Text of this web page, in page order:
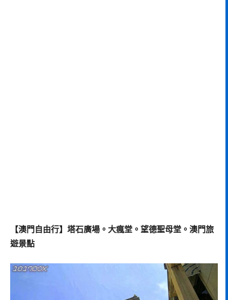
【澳門自由行】塔石廣場。大瘋堂。望德聖母堂。澳門旅
遊景點